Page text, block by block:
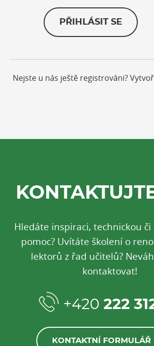
PŘIHLÁSIT SE
Nejste u nás ještě registrováni?
Hledáte inspiraci, technickou
pomoc? Uvítáte školení o
lektorů z řad učitelů?
kontaktovat!
+420 222
KONTAKTNÍ FORMULÁŘ